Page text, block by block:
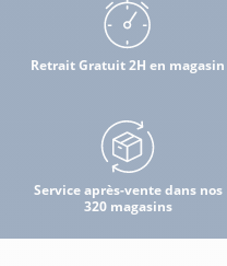
Retrait Gratuit 2H en magasin
Service après-vente dans nos
320 magasins